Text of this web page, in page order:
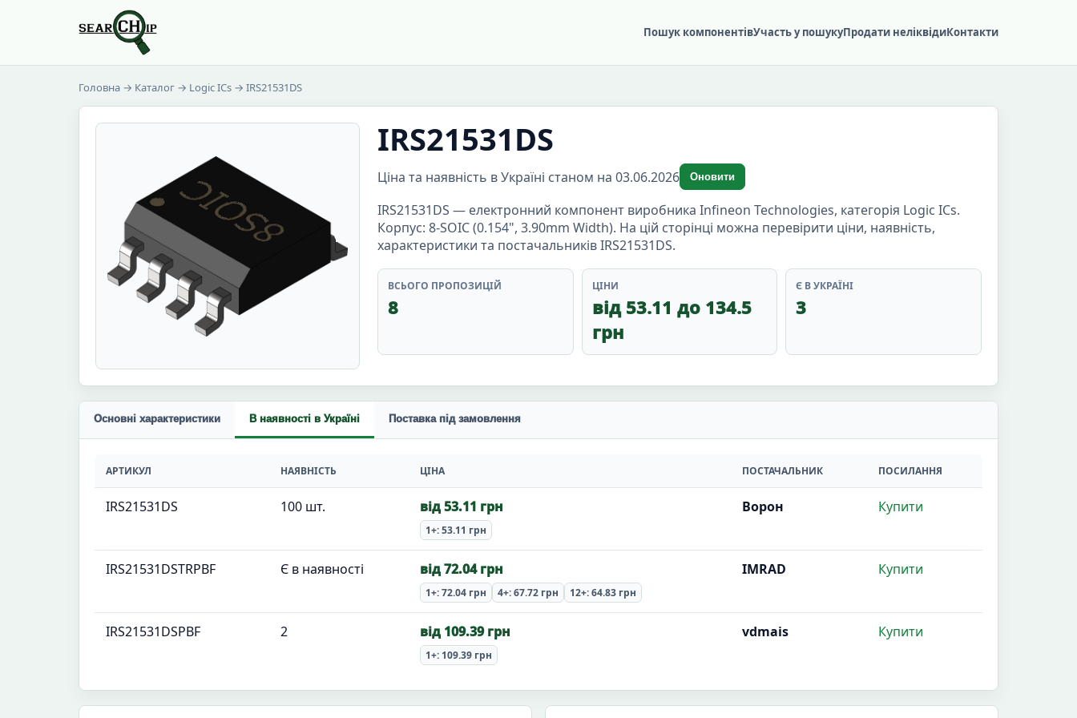
Пошук компонентівУчасть у пошукуПродати неліквідиКонтакти
Головна → Каталог → Logic ICs → IRS21531DS
IRS21531DS
Ціна та наявність в Україні станом на 03.06.2026 Оновити
IRS21531DS — електронний компонент виробника Infineon Technologies, категорія Logic ICs.
Корпус: 8-SOIC (0.154", 3.90mm Width). На цій сторінці можна перевірити ціни, наявність,
характеристики та постачальників IRS21531DS.
ВСЬОГО ПРОПОЗИЦІЙ
8
ЦІНИ
від 53.11 до 134.5
грн
Є В УКРАЇНІ
3
Основні характеристики В наявності в Україні Поставка під замовлення
АРТИКУЛ НАЯВНІСТЬ ЦІНА ПОСТАЧАЛЬНИК ПОСИЛАННЯ
IRS21531DS 100 шт. від 53.11 грн
1+: 53.11 грн
Ворон Купити
IRS21531DSTRPBF Є в наявності від 72.04 грн
1+: 72.04 грн 4+: 67.72 грн 12+: 64.83 грн
IMRAD Купити
IRS21531DSPBF 2 від 109.39 грн
1+: 109.39 грн
vdmais Купити